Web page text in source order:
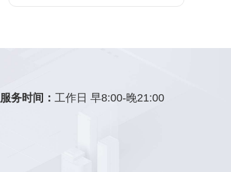
服务时间：工作日 早8:00-晚21:00